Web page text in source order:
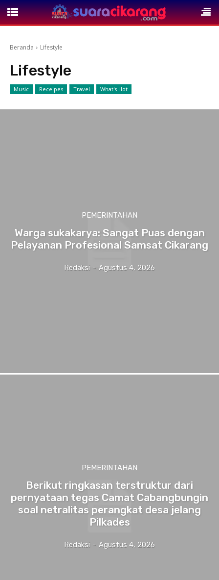
Beranda Lifestyle
Lifestyle
Music Receipes Travel What's Hot
PEMERINTAHAN
Warga sukakarya: Sangat Puas dengan
Pelayanan Profesional Samsat Cikarang
Redaksi - Agustus 4, 2026
PEMERINTAHAN
Berikut ringkasan terstruktur dari
pernyataan tegas Camat Cabangbungin
soal netralitas perangkat desa jelang
Pilkades
Redaksi - Agustus 4, 2026